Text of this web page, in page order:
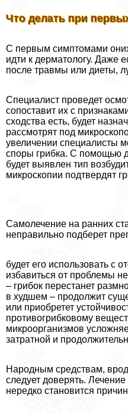
Что делать при
С первым симптомами
идти к дерматологу. Даже
после травмы или диеты,
Специалист проведет
сопоставит их с
сходства есть, будет
рассмотрят под
увеличении специалисты
споры грибка. С помощью
будет выявлен тип
микроскопии подтвердят
Самолечение на ранних
неправильно подберет
будет его использовать с
избавиться от проблемы
– грибок перестанет
в худшем – продолжит
или приобретет
противогрибковому
микроорганизмов
затратной и
Народным средствам,
следует доверять.
нередко становится